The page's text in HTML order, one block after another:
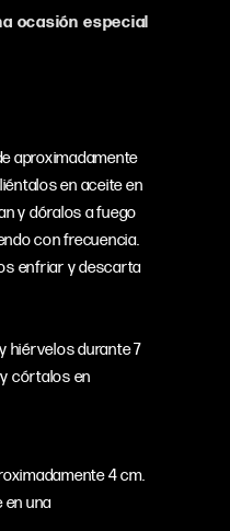
ocasión especial
aproximadamente
en aceite en
y dóralos a fuego
con frecuencia.
enfriar y descarta
hiérvelos durante 7
córtalos en
4 cm.
en una